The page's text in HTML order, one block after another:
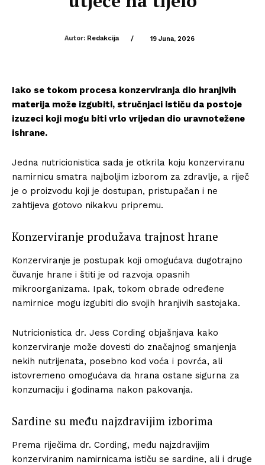
Autor: Redakcija / 19 Juna, 2026
Iako se tokom procesa konzerviranja dio hranjivih
materija može izgubiti, stručnjaci ističu da postoje
izuzeci koji mogu biti vrlo vrijedan dio uravnotežene
ishrane.
Jedna nutricionistica sada je otkrila koju konzerviranu
namirnicu smatra najboljim izborom za zdravlje, a riječ
je o proizvodu koji je dostupan, pristupačan i ne
zahtijeva gotovo nikakvu pripremu.
Konzerviranje produžava trajnost hrane
Konzerviranje je postupak koji omogućava dugotrajno
čuvanje hrane i štiti je od razvoja opasnih
mikroorganizama. Ipak, tokom obrade određene
namirnice mogu izgubiti dio svojih hranjivih sastojaka.
Nutricionistica dr. Jess Cording objašnjava kako
konzerviranje može dovesti do značajnog smanjenja
nekih nutrijenata, posebno kod voća i povrća, ali
istovremeno omogućava da hrana ostane sigurna za
konzumaciju i godinama nakon pakovanja.
Sardine su među najzdravijim izborima
Prema riječima dr. Cording, među najzdravijim
konzerviranim namirnicama ističu se sardine, ali i druge